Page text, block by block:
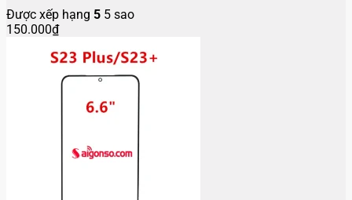
Được xếp hạng 5 5 sao
150.000₫